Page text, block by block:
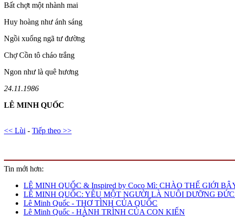
Bất chợt một nhành mai
Huy hoàng như ánh sáng
Ngồi xuống ngã tư đường
Chợ Cồn tô cháo trắng
Ngon như là quê hương
24.11.1986
LÊ MINH QUỐC
<< Lùi - Tiếp theo >>
Tin mới hơn:
LÊ MINH QUỐC & Inspired by Coco Mì: CHÀO THẾ GIỚI
LÊ MINH QUỐC: YÊU MỘT NGƯỜI LÀ NUÔI DƯỠNG
Lê Minh Quốc - THƠ TÌNH CỦA QUỐC
Lê Minh Quốc - HÀNH TRÌNH CỦA CON KIẾN